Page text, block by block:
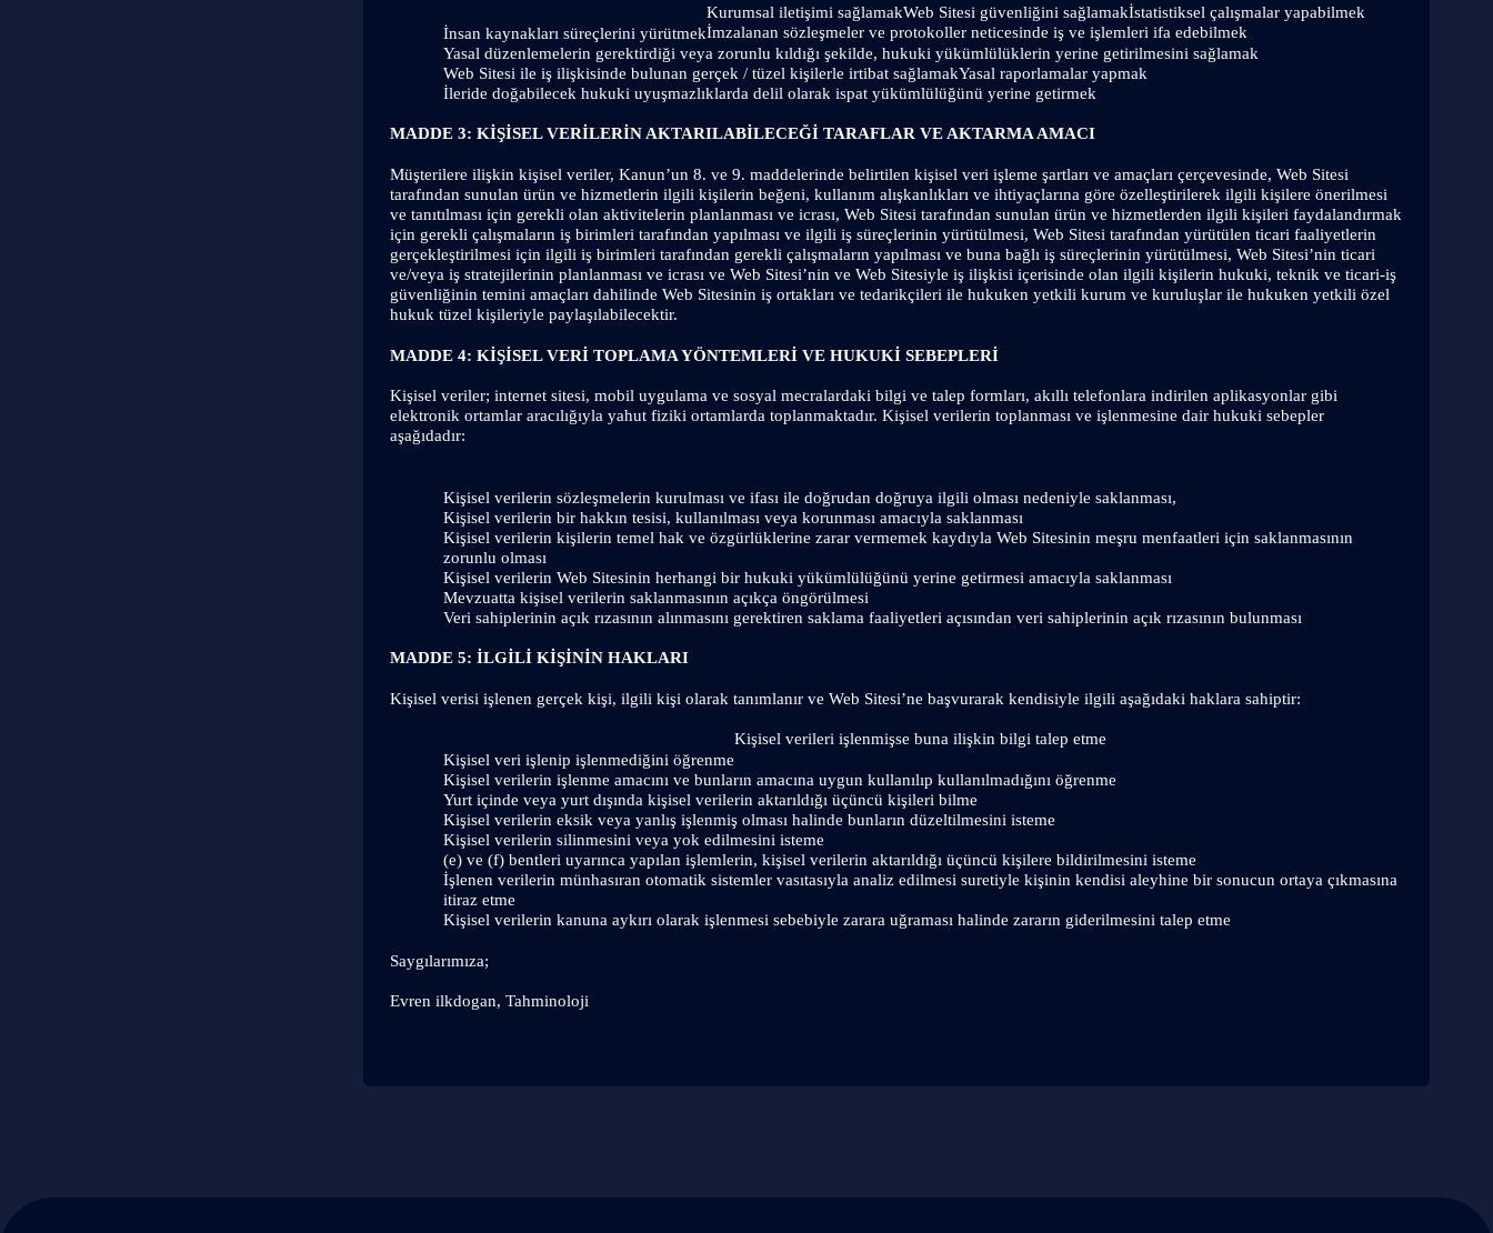
İnsan kaynakları süreçlerini yürütmek
Kurumsal iletişimi sağlamakWeb Sitesi güvenliğini sağlamakİstatistiksel çalışmalar yapabilmek
İmzalanan sözleşmeler ve protokoller neticesinde iş ve işlemleri ifa edebilmek
Yasal düzenlemelerin gerektirdiği veya zorunlu kıldığı şekilde, hukuki yükümlülüklerin yerine getirilmesini sağlamak
Web Sitesi ile iş ilişkisinde bulunan gerçek / tüzel kişilerle irtibat sağlamakYasal raporlamalar yapmak
İleride doğabilecek hukuki uyuşmazlıklarda delil olarak ispat yükümlülüğünü yerine getirmek
MADDE 3: KİŞİSEL VERİLERİN AKTARILABİLECEĞİ TARAFLAR VE AKTARMA AMACI
Müşterilere ilişkin kişisel veriler, Kanun’un 8. ve 9. maddelerinde belirtilen kişisel veri işleme şartları ve amaçları çerçevesinde, Web Sitesi
tarafından sunulan ürün ve hizmetlerin ilgili kişilerin beğeni, kullanım alışkanlıkları ve ihtiyaçlarına göre özelleştirilerek ilgili kişilere önerilmesi
ve tanıtılması için gerekli olan aktivitelerin planlanması ve icrası, Web Sitesi tarafından sunulan ürün ve hizmetlerden ilgili kişileri faydalandırmak
için gerekli çalışmaların iş birimleri tarafından yapılması ve ilgili iş süreçlerinin yürütülmesi, Web Sitesi tarafından yürütülen ticari faaliyetlerin
gerçekleştirilmesi için ilgili iş birimleri tarafından gerekli çalışmaların yapılması ve buna bağlı iş süreçlerinin yürütülmesi, Web Sitesi’nin ticari
ve/veya iş stratejilerinin planlanması ve icrası ve Web Sitesi’nin ve Web Sitesiyle iş ilişkisi içerisinde olan ilgili kişilerin hukuki, teknik ve ticari-iş
güvenliğinin temini amaçları dahilinde Web Sitesinin iş ortakları ve tedarikçileri ile hukuken yetkili kurum ve kuruluşlar ile hukuken yetkili özel
hukuk tüzel kişileriyle paylaşılabilecektir.
MADDE 4: KİŞİSEL VERİ TOPLAMA YÖNTEMLERİ VE HUKUKİ SEBEPLERİ
Kişisel veriler; internet sitesi, mobil uygulama ve sosyal mecralardaki bilgi ve talep formları, akıllı telefonlara indirilen aplikasyonlar gibi
elektronik ortamlar aracılığıyla yahut fiziki ortamlarda toplanmaktadır. Kişisel verilerin toplanması ve işlenmesine dair hukuki sebepler
aşağıdadır:
Kişisel verilerin sözleşmelerin kurulması ve ifası ile doğrudan doğruya ilgili olması nedeniyle saklanması,
Kişisel verilerin bir hakkın tesisi, kullanılması veya korunması amacıyla saklanması
Kişisel verilerin kişilerin temel hak ve özgürlüklerine zarar vermemek kaydıyla Web Sitesinin meşru menfaatleri için saklanmasının
zorunlu olması
Kişisel verilerin Web Sitesinin herhangi bir hukuki yükümlülüğünü yerine getirmesi amacıyla saklanması
Mevzuatta kişisel verilerin saklanmasının açıkça öngörülmesi
Veri sahiplerinin açık rızasının alınmasını gerektiren saklama faaliyetleri açısından veri sahiplerinin açık rızasının bulunması
MADDE 5: İLGİLİ KİŞİNİN HAKLARI
Kişisel verisi işlenen gerçek kişi, ilgili kişi olarak tanımlanır ve Web Sitesi’ne başvurarak kendisiyle ilgili aşağıdaki haklara sahiptir:
Kişisel veri işlenip işlenmediğini öğrenme
Kişisel verileri işlenmişse buna ilişkin bilgi talep etme
Kişisel verilerin işlenme amacını ve bunların amacına uygun kullanılıp kullanılmadığını öğrenme
Yurt içinde veya yurt dışında kişisel verilerin aktarıldığı üçüncü kişileri bilme
Kişisel verilerin eksik veya yanlış işlenmiş olması halinde bunların düzeltilmesini isteme
Kişisel verilerin silinmesini veya yok edilmesini isteme
(e) ve (f) bentleri uyarınca yapılan işlemlerin, kişisel verilerin aktarıldığı üçüncü kişilere bildirilmesini isteme
İşlenen verilerin münhasıran otomatik sistemler vasıtasıyla analiz edilmesi suretiyle kişinin kendisi aleyhine bir sonucun ortaya çıkmasına
itiraz etme
Kişisel verilerin kanuna aykırı olarak işlenmesi sebebiyle zarara uğraması halinde zararın giderilmesini talep etme
Saygılarımıza;
Evren ilkdogan, Tahminoloji